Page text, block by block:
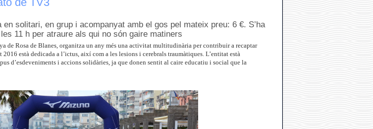
solitari, en grup i acompanyat amb el gos pel mateix preu: 6 €. S’ha
11 h per atraure als qui no són gaire matiners
de Rosa de Blanes, organitza un any més una activitat multitudinària per contribuir a recaptar
2016 està dedicada a l’ictus, així com a les lesions i cerebrals traumàtiques. L’entitat està
d’esdeveniments i accions solidàries, ja que donen sentit al caire educatiu i social que la